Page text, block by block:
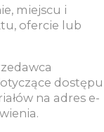
miejscu i
ofercie lub
dostępu
na adres e-